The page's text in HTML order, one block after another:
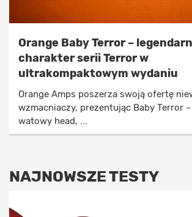
Orange Baby Terror –
charakter serii Terror w
ultrakompaktowym wydaniu
Orange Amps poszerza swoją ofertę
wzmacniaczy, prezentując Baby Terror
watowy head, ...
NAJNOWSZE TESTY